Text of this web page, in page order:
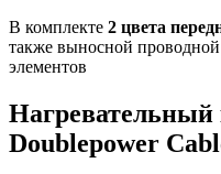
В комплекте 2 цвета
также выносной
элементов
Нагревательный
Doublepower